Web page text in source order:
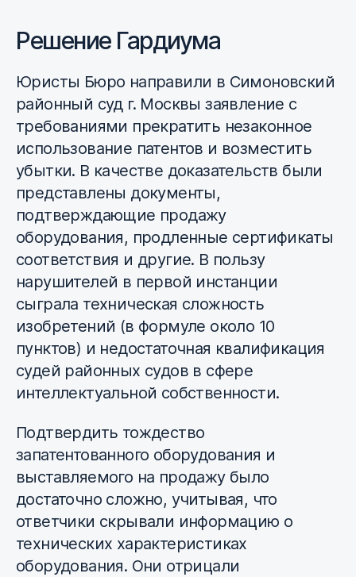
Решение Гардиума
Юристы Бюро направили в Симоновский
районный суд г. Москвы заявление с
требованиями прекратить незаконное
использование патентов и возместить
убытки. В качестве доказательств были
представлены документы,
подтверждающие продажу
оборудования, продленные сертификаты
соответствия и другие. В пользу
нарушителей в первой инстанции
сыграла техническая сложность
изобретений (в формуле около 10
пунктов) и недостаточная квалификация
судей районных судов в сфере
интеллектуальной собственности.
Подтвердить тождество
запатентованного оборудования и
выставляемого на продажу было
достаточно сложно, учитывая, что
ответчики скрывали информацию о
технических характеристиках
оборудования. Они отрицали